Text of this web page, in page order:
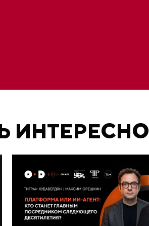
ИНТЕРЕСНО